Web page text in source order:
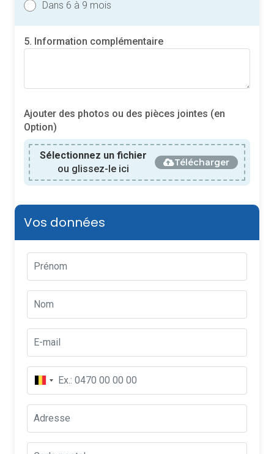
Dans 6 à 9 mois
5. Information complémentaire
Ajouter des photos ou des pièces jointes (en
Option)
Sélectionnez un fichier
ou glissez-le ici
Télécharger
Vos données